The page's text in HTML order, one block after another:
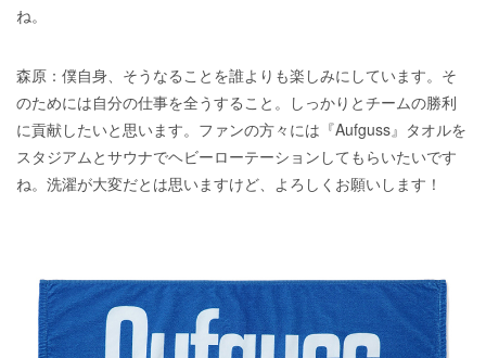
ね。
森原：僕自身、そうなることを誰よりも楽しみにしています。そ
のためには自分の仕事を全うすること。しっかりとチームの勝利
に貢献したいと思います。ファンの方々には『Aufguss』タオルを
スタジアムとサウナでヘビーローテーションしてもらいたいです
ね。洗濯が大変だとは思いますけど、よろしくお願いします！